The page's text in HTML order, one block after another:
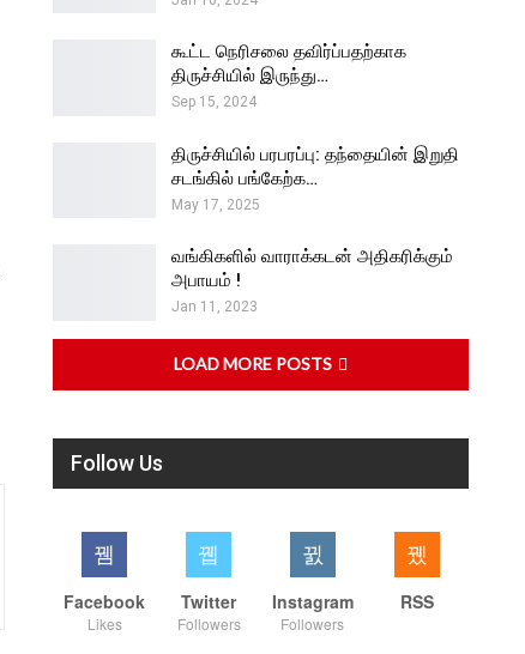
கூட்ட நெரிசலை தவிர்ப்பதற்காக
திருச்சியில் இருந்து…
Sep 15, 2024
திருச்சியில் பரபரப்பு: தந்தையின் இறுதி
சடங்கில் பங்கேற்க…
May 17, 2025
வங்கிகளில் வாராக்கடன் அதிகரிக்கும்
அபாயம் !
Jan 11, 2023
LOAD MORE POSTS
Follow Us
Facebook
Likes
Twitter
Followers
Instagram
Followers
RSS